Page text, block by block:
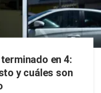
en 4:
y cuáles son